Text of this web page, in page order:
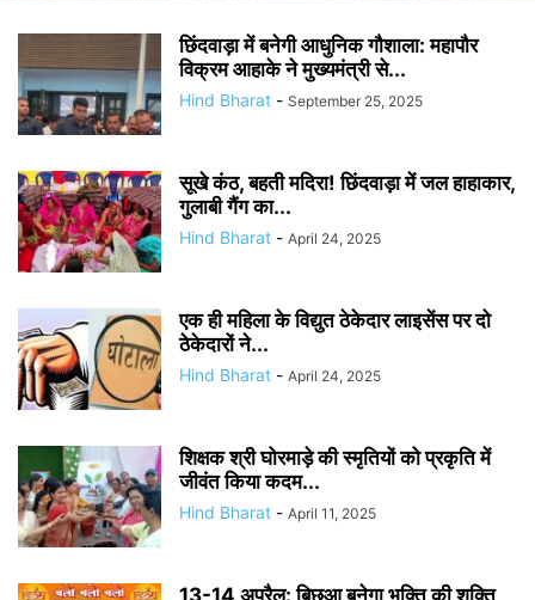
छिंदवाड़ा में बनेगी आधुनिक गौशाला: महापौर
विक्रम आहाके ने मुख्यमंत्री से...
Hind Bharat - September 25, 2025
सूखे कंठ, बहती मदिरा! छिंदवाड़ा में जल हाहाकार,
गुलाबी गैंग का...
Hind Bharat - April 24, 2025
एक ही महिला के विद्युत ठेकेदार लाइसेंस पर दो
ठेकेदारों ने...
Hind Bharat - April 24, 2025
शिक्षक श्री घोरमाड़े की स्मृतियों को प्रकृति में
जीवंत किया कदम...
Hind Bharat - April 11, 2025
13-14 अप्रैल: बिछुआ बनेगा भक्ति की शक्ति